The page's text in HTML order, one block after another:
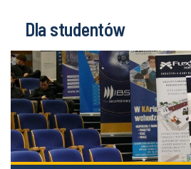
Dla studentów